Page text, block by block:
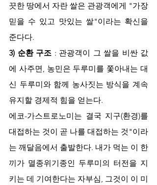
끗한 땅에서 자란 쌀은 관광객에게 "가장
믿을 수 있고 맛있는 쌀"이라는 확신을
준다다.
3) 순환 구조 : 관광객이 그 쌀을 비싼 값
에 사주면, 농민은 두루미를 쫓아내는 대
신 두루미와 함께 농사짓는 방식을 계속
유지할 경제적 힘을 얻는다.
에코-가스트로노미는 결국 지구(환경)를
대접하는 것이 곧 나를 대접하는 것"이라
는 깨달음에서 출발한다. 내가 먹는 이 한
끼가 멸종위기종인 두루미의 터전을 지
키는 데 기여한다는 자부심, 그것이 이 미